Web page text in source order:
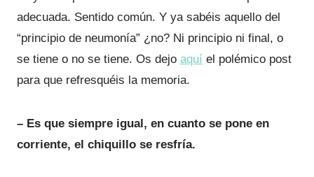
adecuada. Sentido común. Y ya sabéis aquello del
“principio de neumonía” ¿no? Ni principio ni final, o
se tiene o no se tiene. Os dejo aquí el polémico post
para que refresquéis la memoria.
– Es que siempre igual, en cuanto se pone en
corriente, el chiquillo se resfría.